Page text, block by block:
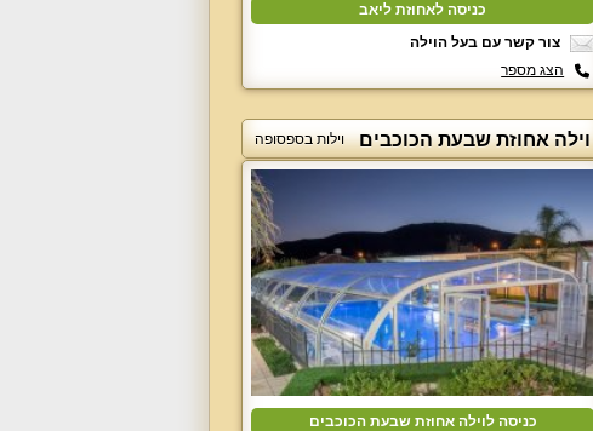
כניסה לאחוזת ליאב
צור קשר עם בעל הוילה
הצג מספר
וילה אחוזת שבעת הכוכבים וילות בספסופה
כניסה לוילה אחוזת שבעת הכוכבים